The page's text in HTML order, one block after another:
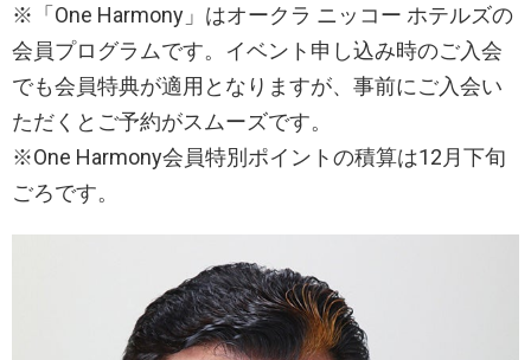
※「One Harmony」はオークラ ニッコー ホテルズの
会員プログラムです。イベント申し込み時のご入会
でも会員特典が適用となりますが、事前にご入会い
ただくとご予約がスムーズです。
※One Harmony会員特別ポイントの積算は12月下旬
ごろです。